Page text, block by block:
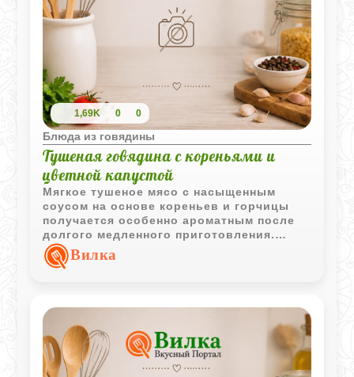
1,69K 0 0
Блюда из говядины
Тушеная говядина с кореньями и
цветной капустой
Мягкое тушеное мясо с насыщенным
соусом на основе кореньев и горчицы
получается особенно ароматным после
долгого медленного приготовления.
Цветная капуста с маслом и сухарями
делает блюдо более домашним и
Вилка